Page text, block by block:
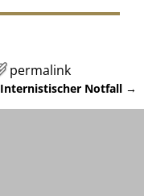
permalink
Internistischer Notfall →